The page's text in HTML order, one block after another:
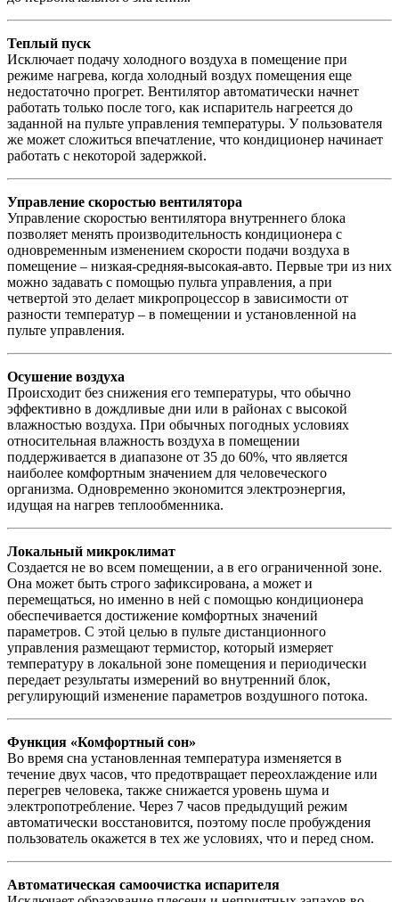
Теплый пуск
Исключает подачу холодного воздуха в помещение при
режиме нагрева, когда холодный воздух помещения еще
недостаточно прогрет. Вентилятор автоматически начнет
работать только после того, как испаритель нагреется до
заданной на пульте управления температуры. У пользователя
же может сложиться впечатление, что кондиционер начинает
работать с некоторой задержкой.
Управление скоростью вентилятора
Управление скоростью вентилятора внутреннего блока
позволяет менять производительность кондиционера с
одновременным изменением скорости подачи воздуха в
помещение – низкая-средняя-высокая-авто. Первые три из них
можно задавать с помощью пульта управления, а при
четвертой это делает микропроцессор в зависимости от
разности температур – в помещении и установленной на
пульте управления.
Осушение воздуха
Происходит без снижения его температуры, что обычно
эффективно в дождливые дни или в районах с высокой
влажностью воздуха. При обычных погодных условиях
относительная влажность воздуха в помещении
поддерживается в диапазоне от 35 до 60%, что является
наиболее комфортным значением для человеческого
организма. Одновременно экономится электроэнергия,
идущая на нагрев теплообменника.
Локальный микроклимат
Создается не во всем помещении, а в его ограниченной зоне.
Она может быть строго зафиксирована, а может и
перемещаться, но именно в ней с помощью кондиционера
обеспечивается достижение комфортных значений
параметров. С этой целью в пульте дистанционного
управления размещают термистор, который измеряет
температуру в локальной зоне помещения и периодически
передает результаты измерений во внутренний блок,
регулирующий изменение параметров воздушного потока.
Функция «Комфортный сон»
Во время сна установленная температура изменяется в
течение двух часов, что предотвращает переохлаждение или
перегрев человека, также снижается уровень шума и
электропотребление. Через 7 часов предыдущий режим
автоматически восстановится, поэтому после пробуждения
пользователь окажется в тех же условиях, что и перед сном.
Автоматическая самоочистка испарителя